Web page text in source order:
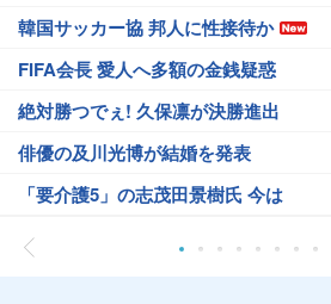
韓国サッカー協 邦人に性接待か
FIFA会長 愛人へ多額の金銭疑惑
絶対勝つでぇ! 久保凛が決勝進出
俳優の及川光博が結婚を発表
「要介護5」の志茂田景樹氏 今は